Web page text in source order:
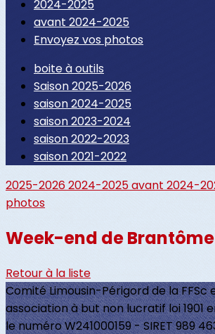
2024-2025
avant 2024-2025
Envoyez vos photos
boite à outils
Saison 2025-2026
saison 2024-2025
saison 2023-2024
saison 2022-2023
saison 2021-2022
2025-20262024-2025avant 2024-
photos
Week-end de Brantôme
Retour à la liste
Comité Limousin-Périgord de la FFSc
association à but non lucratif loi 1901
le numéro W241000159 - SIRET 989